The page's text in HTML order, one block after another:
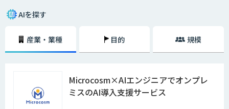
AIを探す
産業・業種 目的 規模
Microcosm×AIエンジニアでオンプレ
ミスのAI導入支援サービス